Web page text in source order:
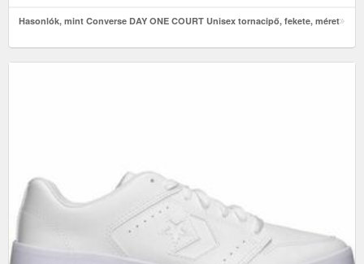
Hasonlók, mint Converse DAY ONE COURT Unisex tornacipő, fekete, méret